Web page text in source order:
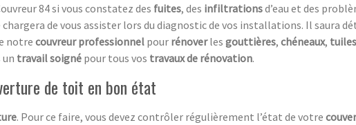
84 si vous constatez des fuites, des infiltrationsd’eau et des
chargera de vous assister lors du diagnostic de vos installations. Il saura
notre couvreur professionnel pour rénoverles gouttières, chéneaux,
travail soigné pour tous vos travaux de rénovation.
de toit en bon état
. Pour ce faire, vous devez contrôler régulièrement l’état de votre